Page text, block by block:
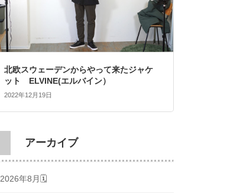
北欧スウェーデンからやって来たジャケ
ット ELVINE(エルバイン）
2022年12月19日
アーカイブ
2026年8月🗓